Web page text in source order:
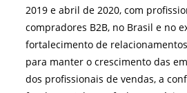
2019 e abril de 2020, com
compradores B2B, no Brasil e no
fortalecimento de
para manter o crescimento das
dos profissionais de vendas, a